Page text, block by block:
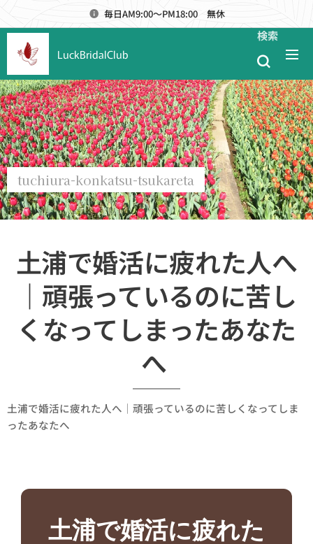
毎日AM9:00～PM18:00 無休
LuckBridalClub
検索
tuchiura-konkatsu-tsukareta
土浦で婚活に疲れた人へ
｜頑張っているのに苦し
くなってしまったあなた
へ
土浦で婚活に疲れた人へ｜頑張っているのに苦しくなってしま
ったあなたへ
土浦で婚活に疲れた